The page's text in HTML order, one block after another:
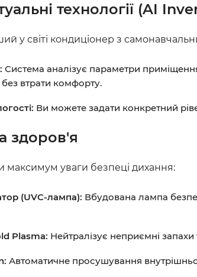
технології (AI
у світі кондиціонер з
Система аналізує параметри
без втрати комфорту.
Ви можете задати конкретний
здоров'я
максимум уваги безпеці дихання:
(UVC-лампа): Вбудована лампа
Plasma: Нейтралізує неприємні
Автоматичне просушування